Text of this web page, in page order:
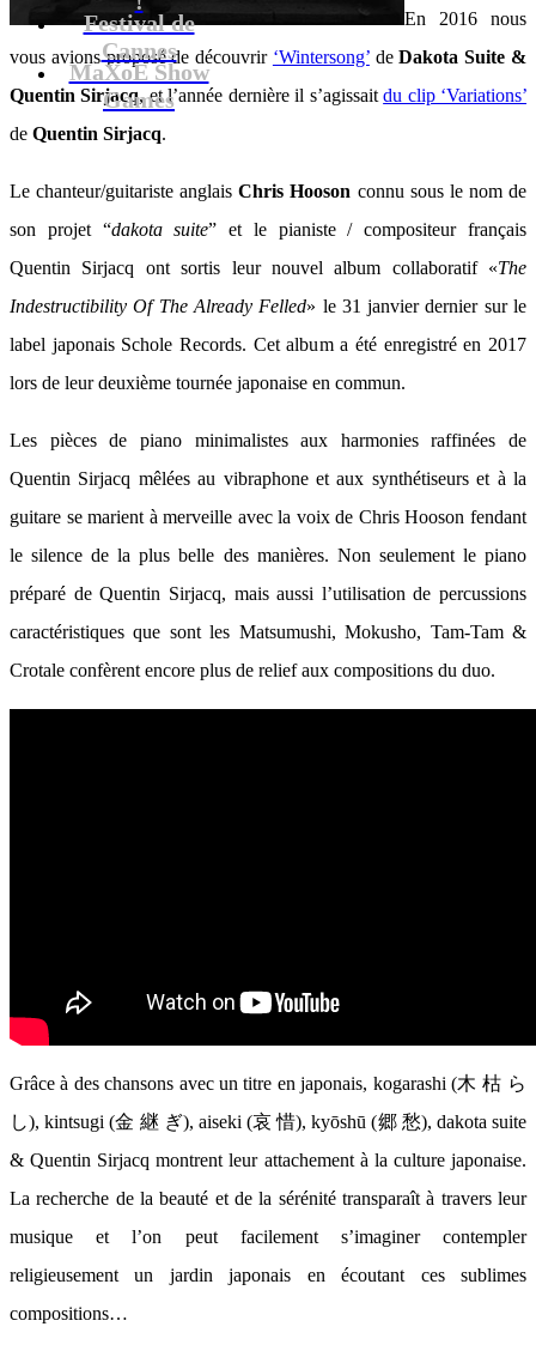
Festival de
Cannes
MaXoE Show
Games
En 2016 nous
vous avions proposé de découvrir ‘Wintersong’deDakota Suite &
Quentin Sirjacq, et l’année dernière il s’agissaitdu clip ‘Variations’
de Quentin Sirjacq.
Le chanteur/guitariste anglaisChris Hooson connu sous le nom de
son projet “dakota suite” et le pianiste / compositeur français
Quentin Sirjacq ont sortis leur nouvel album collaboratif «The
Indestructibility Of The Already Felled» le 31 janvier dernier sur le
label japonais Schole Records. Cet album a été enregistré en 2017
lors de leur deuxième tournée japonaise en commun.
Les pièces de piano minimalistes aux harmonies raffinées de
Quentin Sirjacq mêlées au vibraphone et aux synthétiseurs et à la
guitare se marient à merveille avec la voix de Chris Hooson fendant
le silence de la plus belle des manières. Non seulement le piano
préparé de Quentin Sirjacq, mais aussi l’utilisation de percussions
caractéristiques que sont les Matsumushi, Mokusho, Tam-Tam &
Crotale confèrent encore plus de relief aux compositions du duo.
Grâce à des chansons avec un titre en japonais, kogarashi (木 枯 ら
し), kintsugi (金 継 ぎ), aiseki (哀 惜), kyōshū (郷 愁), dakota suite
& Quentin Sirjacq montrent leur attachement à la culture japonaise.
La recherche de la beauté et de la sérénité transparaît à travers leur
musique et l’on peut facilement s’imaginer contempler
religieusement un jardin japonais en écoutant ces sublimes
compositions…